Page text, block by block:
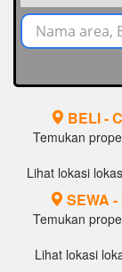
BELI -
Temukan
Lihat lokasi
SEWA
Temukan
Lihat lokasi